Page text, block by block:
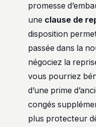
promesse
une clause de
disposition
passée dans la
négociez la
vous pourriez
d’une prime
congés
plus protecteur